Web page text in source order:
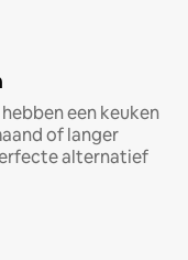
een keuken
of langer
alternatief